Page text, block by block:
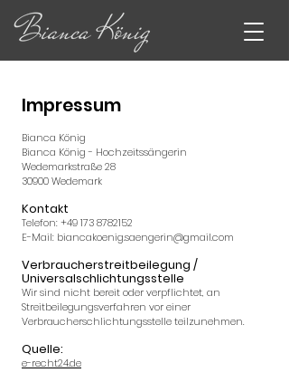
Impressum
Bianca König
Bianca König - Hochzeitssängerin
Wedemarkstraße 28
30900 Wedemark
Kontakt
Telefon:+49 173 8782152
E-Mail: biancakoenig.saengerin@gmail.com
Verbraucherstreitbeilegung /
Universalschlichtungsstelle
Wir sind nicht bereit oder verpflichtet, an
Streitbeilegungsverfahren vor einer
Verbraucherschlichtungsstelle teilzunehmen.
Quelle:
e-recht24.de